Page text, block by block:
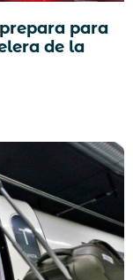
para
de la